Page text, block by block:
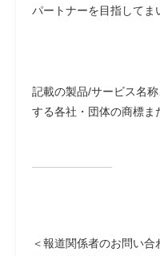
パートナーを目指してま
記載の製品/サービス名
する各社・団体の商標ま
＜報道関係者のお問い合